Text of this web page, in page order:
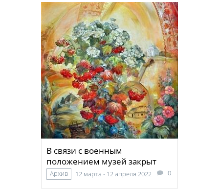
В связи с военным
положением музей закрыт
Архив 12 марта - 12 апреля 2022 0